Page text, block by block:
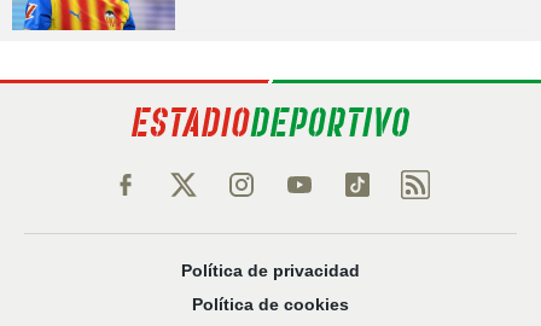
Política de privacidad
Política de cookies